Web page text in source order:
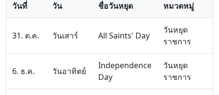
วันที่ วัน ชื่อวันหยุด หมวดหมู่
31. ต.ค. วันเสาร์ All Saints' Day
วันหยุด
ราชการ
6. ธ.ค. วันอาทิตย์
Independence
Day
วันหยุด
ราชการ